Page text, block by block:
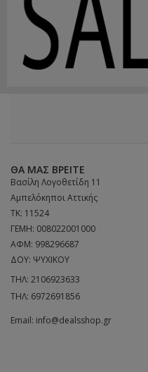
ΘΑ ΜΑΣ ΒΡΕΊΤΕ
Βασίλη Λογοθετίδη 11
Αμπελόκηποι Αττικής
ΤΚ: 11524
ΓΕΜΗ: 008022001000
ΑΦΜ: 998296687
ΔΟΥ: ΨΥΧΙΚΟΥ
ΤΗΛ: 2106923633
ΤΗΛ: 6972691856
Email: info@dealsshop.gr